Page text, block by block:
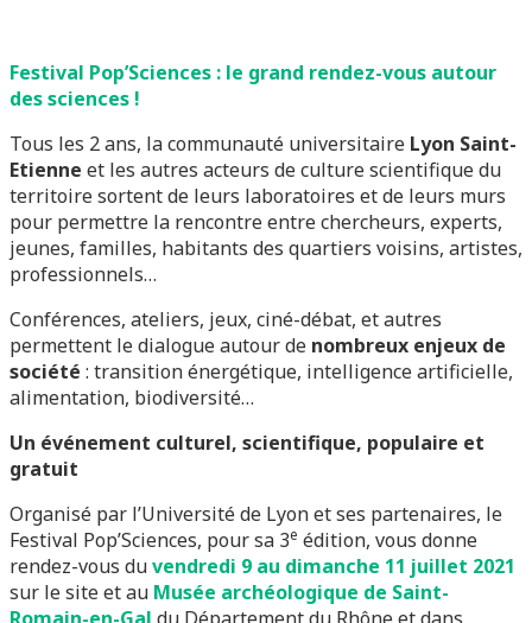
Festival Pop’Sciences : le grand rendez-vous autour
des sciences !
Tous les 2 ans, la communauté universitaire Lyon Saint-
Etienne et les autres acteurs de culture scientifique du
territoire sortent de leurs laboratoires et de leurs murs
pour permettre la rencontre entre chercheurs, experts,
jeunes, familles, habitants des quartiers voisins, artistes,
professionnels…
Conférences, ateliers, jeux, ciné-débat, et autres
permettent le dialogue autour de nombreux enjeux de
société : transition énergétique, intelligence artificielle,
alimentation, biodiversité…
Un événement culturel, scientifique, populaire et
gratuit
Organisé par l’Université de Lyon et ses partenaires, le
Festival Pop’Sciences, pour sa 3e édition, vous donne
rendez-vous duvendredi 9 au dimanche 11 juillet 2021
sur le site et au Musée archéologique de Saint-